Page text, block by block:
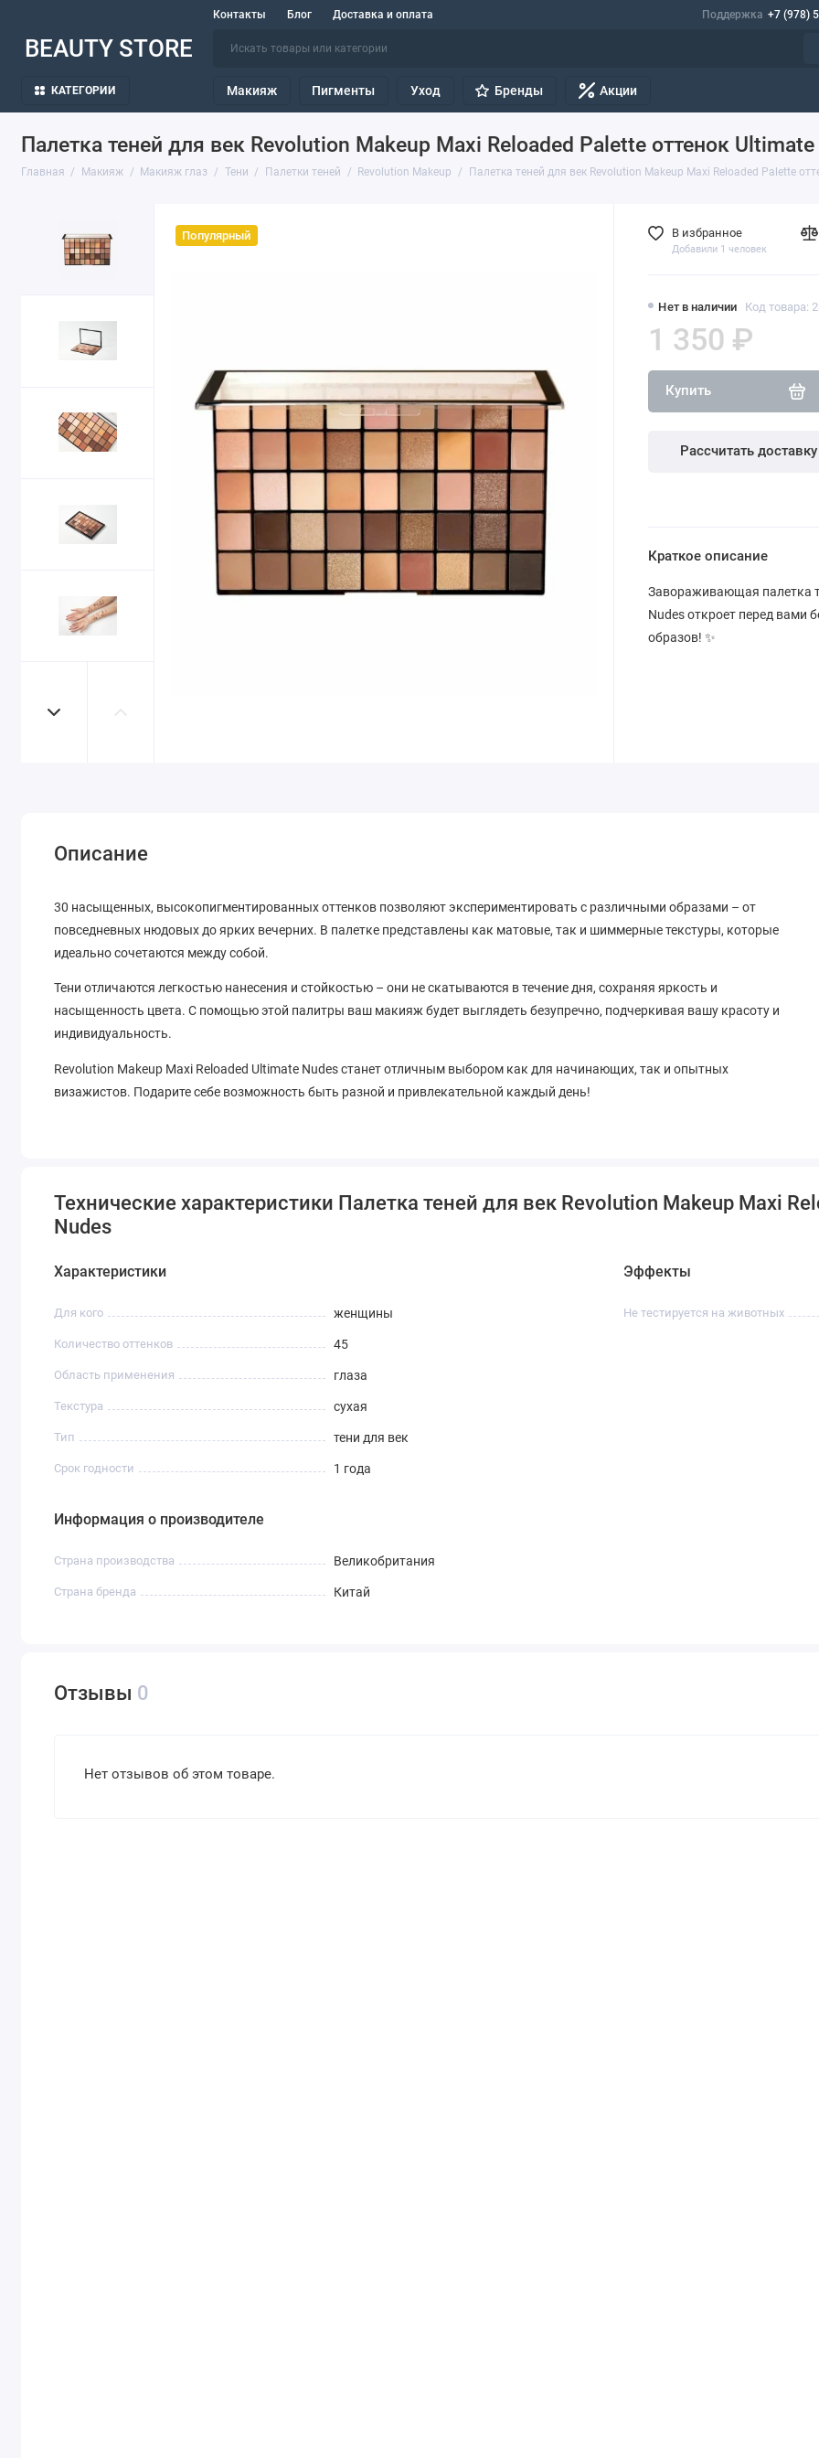
Контакты Блог Доставка и оплата Поддержка +7 (978)
BEAUTY STORE
КАТЕГОРИИ Макияж Пигменты Уход Бренды Акции
Палетка теней для век Revolution Makeup Maxi Reloaded Palette оттенок
Главная Макияж Макияж глаз Тени Палетки теней Revolution Makeup Палетка теней для век Revolution Makeup Maxi Reloaded Palette
Популярный
Нет в наличии Код товара:
1 350 ₽
Купить
Рассчитать доставку
В избранное
Добавили 1 человек
Краткое описание
Завораживающая палетка
Nudes откроет перед вами
образов! ✨
Описание
30 насыщенных, высокопигментированных оттенков позволяют экспериментировать с различными образами – от
повседневных нюдовых до ярких вечерних. В палетке представлены как матовые, так и шиммерные текстуры, которые
идеально сочетаются между собой.
Тени отличаются легкостью нанесения и стойкостью – они не скатываются в течение дня, сохраняя яркость и
насыщенность цвета. С помощью этой палитры ваш макияж будет выглядеть безупречно, подчеркивая вашу красоту и
индивидуальность.
Revolution Makeup Maxi Reloaded Ultimate Nudes станет отличным выбором как для начинающих, так и опытных
визажистов. Подарите себе возможность быть разной и привлекательной каждый день!
Технические характеристики Палетка теней для век Revolution Makeup Maxi
Nudes
Характеристики
Для кого женщины
Количество оттенков 45
Область применения глаза
Текстура сухая
Тип тени для век
Срок годности 1 года
Эффекты
Не тестируется на животных
Информация о производителе
Страна производства Великобритания
Страна бренда Китай
Отзывы 0
Нет отзывов об этом товаре.